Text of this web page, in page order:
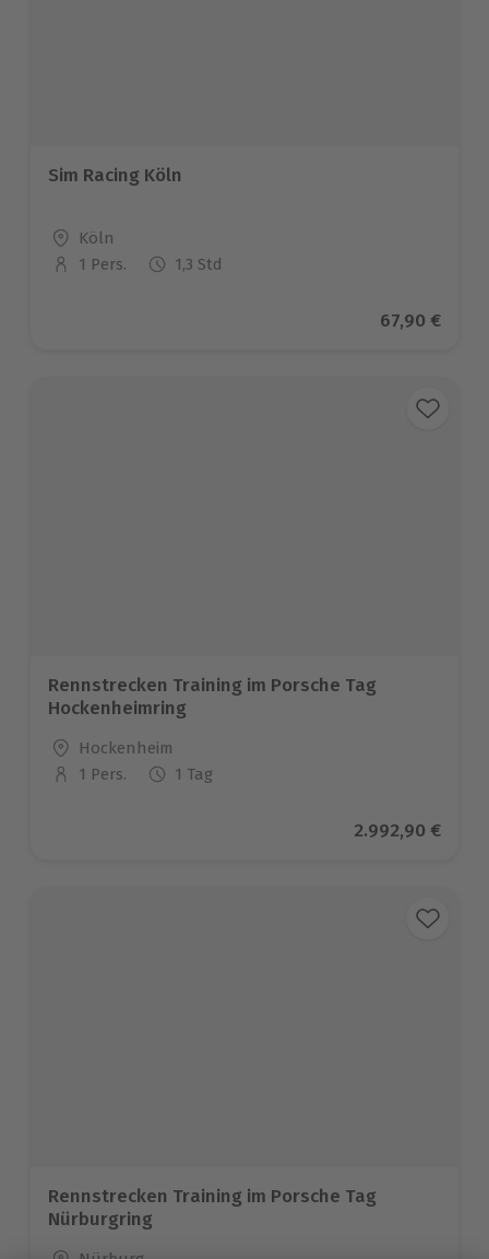
Sim Racing Köln
Standort
Köln
Anzahl der Teilnehmer
1 Pers. 1,3 Std
Aktueller
67,90 €
Rennstrecken Training im Porsche Tag
Hockenheimring
Standort
Hockenheim
Anzahl der Teilnehmer
1 Pers. 1 Tag
Aktueller Preis
2.992,90 €
Rennstrecken Training im Porsche Tag
Nürburgring